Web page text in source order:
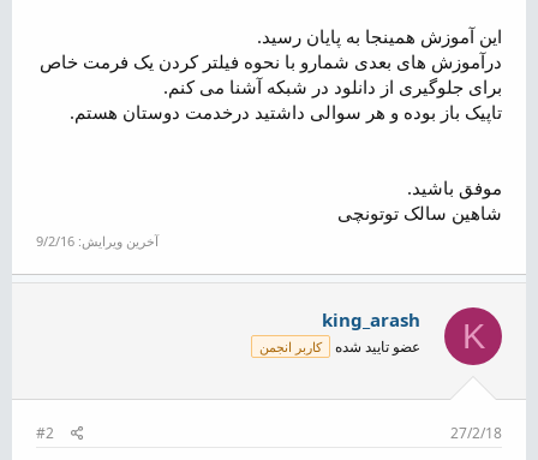
این آموزش همینجا به پایان رسید.
درآموزش های بعدی شمارو با نحوه فیلتر کردن یک فرمت خاص
برای جلوگیری از دانلود در شبکه آشنا می کنم.
تاپیک باز بوده و هر سوالی داشتید درخدمت دوستان هستم.
موفق باشید.
شاهین سالک توتونچی
آخرین ویرایش: 9/2/16
K
king_arash
عضو تایید شده کاربر انجمن
27/2/18
#2